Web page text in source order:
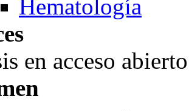
Hematología
en acceso